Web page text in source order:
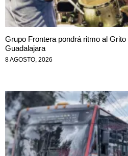
Grupo Frontera pondrá ritmo al
Guadalajara
8 AGOSTO, 2026